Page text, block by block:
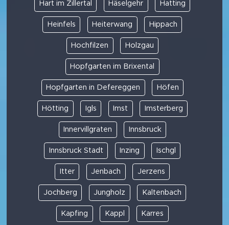
Hart im Zillertal Häselgehr Hatting
Heinfels Heiterwang Hippach
Hochfilzen Holzgau
Hopfgarten im Brixental
Hopfgarten in Defereggen Höfen
Hötting Igls Imst Imsterberg
Innervillgraten Innsbruck
Innsbruck Stadt Inzing Ischgl
Itter Jenbach Jerzens
Jochberg Jungholz Kaltenbach
Kapfing Kappl Karres